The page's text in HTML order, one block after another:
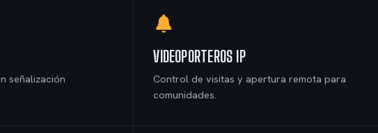
señalización
VIDEOPORTEROS IP
Control de visitas y apertura remota para
comunidades.